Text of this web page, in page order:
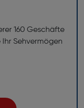
160 Geschäfte
Ihr Sehvermögen